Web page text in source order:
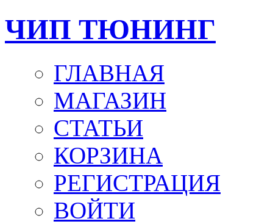
ЧИП ТЮНИНГ
ГЛАВНАЯ
МАГАЗИН
СТАТЬИ
КОРЗИНА
РЕГИСТРАЦИЯ
ВОЙТИ